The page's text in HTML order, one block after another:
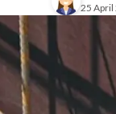
25 April